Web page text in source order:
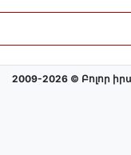
2009-2026 © Բոլոր